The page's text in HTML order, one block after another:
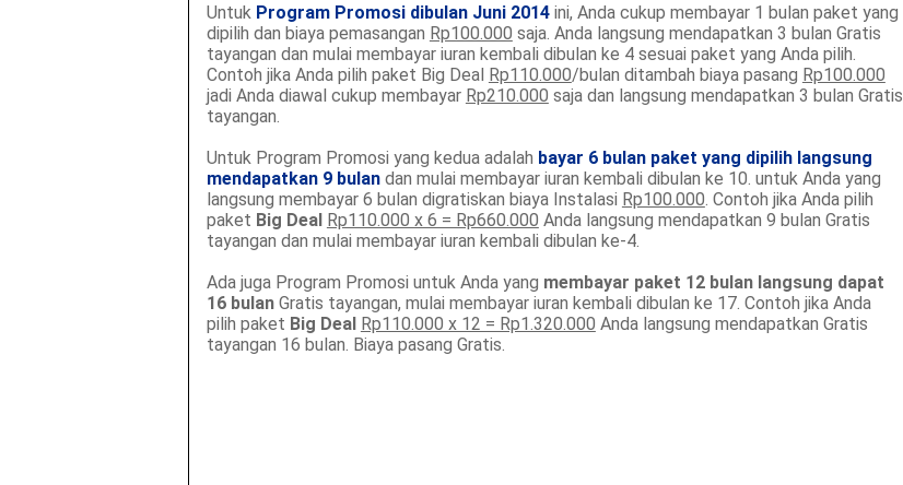
Untuk Program Promosi dibulan Juni 2014ini, Anda cukup membayar 1 bulan paket yang
dipilih dan biaya pemasangan Rp100.000 saja. Anda langsung mendapatkan 3 bulan Gratis
tayangan dan mulai membayar iuran kembali dibulan ke 4 sesuai paket yang Anda pilih.
Contoh jika Anda pilih paket Big Deal Rp110.000/bulan ditambah biaya pasang Rp100.000
jadi Anda diawal cukup membayar Rp210.000 saja dan langsung mendapatkan 3 bulan Gratis
tayangan.
Untuk Program Promosi yang kedua adalah bayar 6 bulan paket yang dipilih langsung
mendapatkan 9 bulandan mulai membayar iuran kembali dibulan ke 10. untuk Anda yang
langsung membayar 6 bulan digratiskan biaya Instalasi Rp100.000. Contoh jika Anda pilih
paket Big Deal Rp110.000 x 6 = Rp660.000 Anda langsung mendapatkan 9 bulan Gratis
tayangan dan mulai membayar iuran kembali dibulan ke-4.
Ada juga Program Promosi untuk Anda yang membayar paket 12 bulan langsung dapat
16 bulanGratis tayangan, mulai membayar iuran kembali dibulan ke 17. Contoh jika Anda
pilih paket Big Deal Rp110.000 x 12 = Rp1.320.000 Anda langsung mendapatkan Gratis
tayangan 16 bulan. Biaya pasang Gratis.